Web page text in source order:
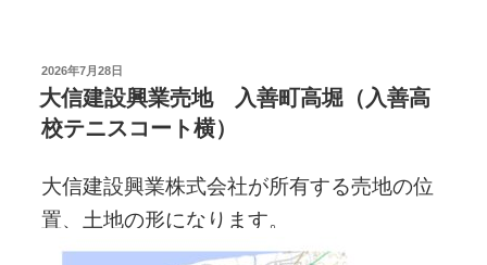
投
稿
日:
2026年7月28日
大信建設興業売地 入善町高堀（入善高
校テニスコート横）
大信建設興業株式会社が所有する売地の位
置、土地の形になります。